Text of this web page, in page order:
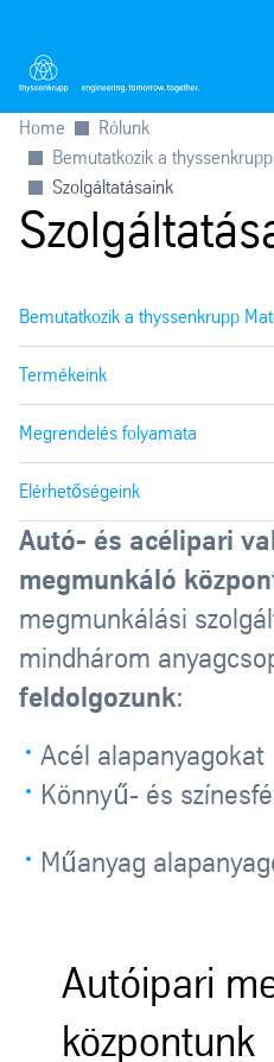
Home
Rólunk
Bemutatkozik a
Szolgáltatásaink
Bemutatkozik a thyssenkrupp
Termékeink
Megrendelés folyamata
Elérhetőségeink
Autó- és acélipari
megmunkáló
megmunkálási
mindhárom
feldolgozunk:
Acél alapanyagokat
Könnyű- és
Műanyag
Autóipari
központunk